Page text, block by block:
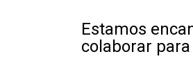
Estamos
colaborar